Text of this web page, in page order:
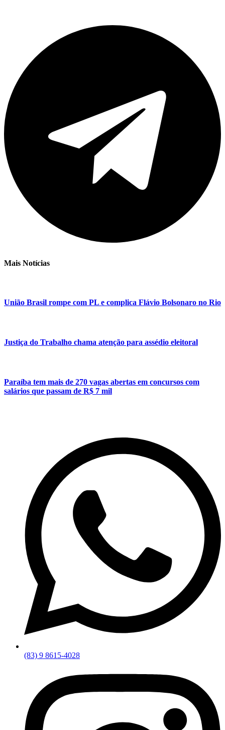
Mais Notícias
União Brasil rompe com PL e complica Flávio Bolsonaro no Rio
Justiça do Trabalho chama atenção para assédio eleitoral
Paraíba tem mais de 270 vagas abertas em concursos com
salários que passam de R$ 7 mil
(83) 9 8615-4028